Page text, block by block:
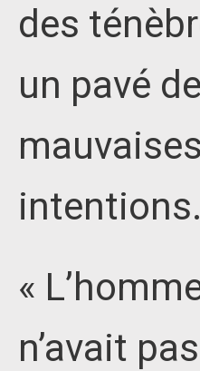
des
un pavé de
mauvaises
«
n’avait pas